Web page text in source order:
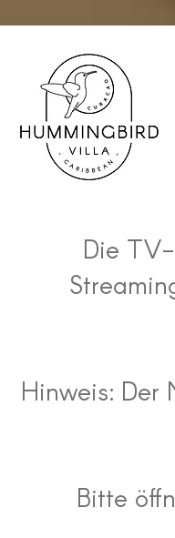
Die
Hinweis: Der
Bitte